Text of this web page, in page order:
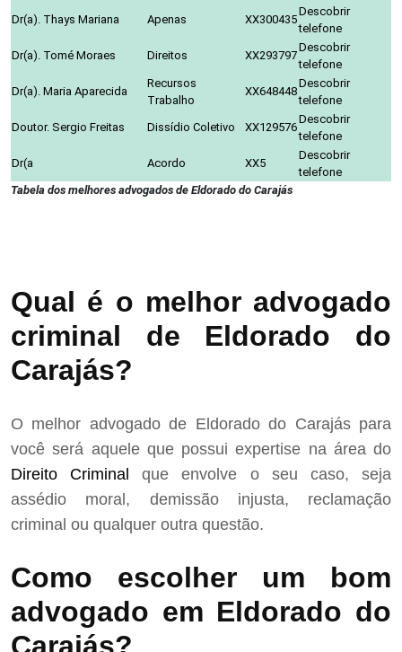
Dr(a). Thays Mariana
Apenas XX300435
Descobrir
telefone
Dr(a). Tomé Moraes
Direitos XX293797
Descobrir
telefone
Dr(a). Maria Aparecida
Recursos
Trabalho
XX648448
Descobrir
telefone
Doutor. Sergio Freitas
Dissídio Coletivo XX129576
Descobrir
telefone
Dr(a
Acordo XX5
Descobrir
telefone
Tabela dos melhores advogados de Eldorado do Carajás
Qual é o melhor advogado
criminal de Eldorado do
Carajás?
O melhor advogado de Eldorado do Carajás para
você será aquele que possui expertise na área do
Direito Criminal que envolve o seu caso, seja
assédio moral, demissão injusta, reclamação
criminal ou qualquer outra questão.
Como escolher um bom
advogado em Eldorado do